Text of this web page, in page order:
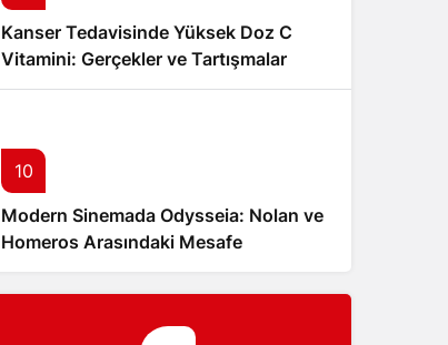
Kanser Tedavisinde Yüksek Doz C
Vitamini: Gerçekler ve Tartışmalar
10
Modern Sinemada Odysseia: Nolan ve
Homeros Arasındaki Mesafe